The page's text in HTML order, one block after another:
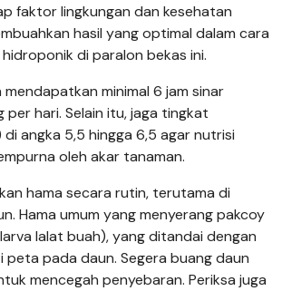
faktor lingkungan dan kesehatan
hasil yang optimal dalam cara
di paralon bekas ini.
minimal 6 jam sinar
per hari. Selain itu, jaga tingkat
di angka 5,5 hingga 6,5 agar nutrisi
oleh akar tanaman.
hama secara rutin, terutama di
Hama umum yang menyerang pakcoy
lalat buah), yang ditandai dengan
pada daun. Segera buang daun
mencegah penyebaran. Periksa juga